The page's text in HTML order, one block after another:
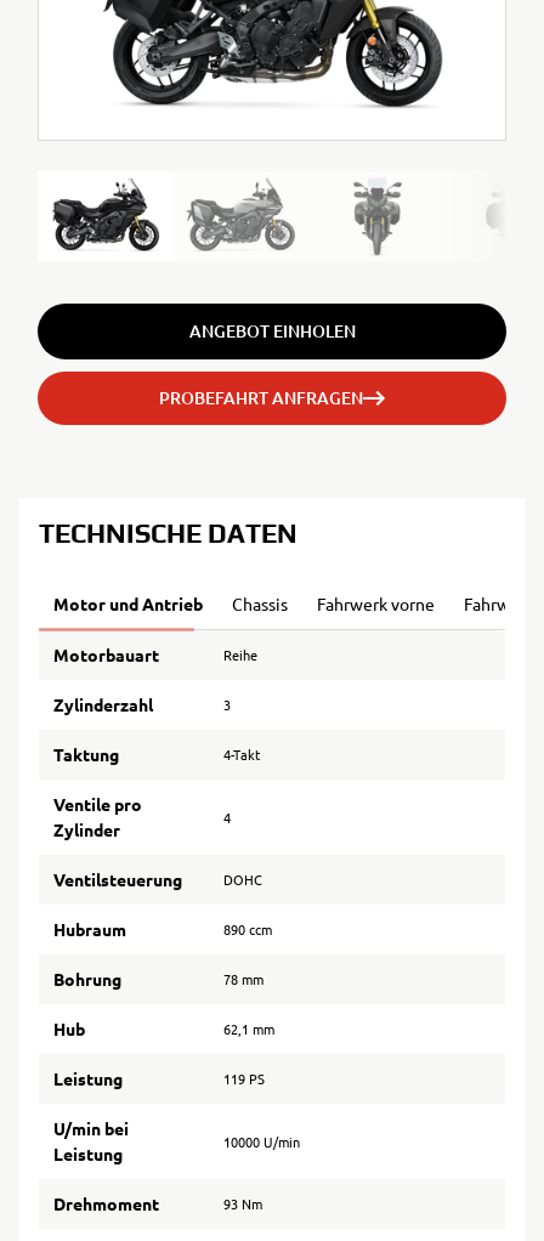
ANGEBOT EINHOLEN
PROBEFAHRT ANFRAGEN
TECHNISCHE DATEN
Motor und Antrieb Chassis Fahrwerk vorne Fahrwerk
Motorbauart Reihe
Zylinderzahl 3
Taktung 4-Takt
Ventile pro
Zylinder
4
Ventilsteuerung DOHC
Hubraum 890 ccm
Bohrung 78 mm
Hub 62,1 mm
Leistung 119 PS
U/min bei
Leistung
10000 U/min
Drehmoment 93 Nm